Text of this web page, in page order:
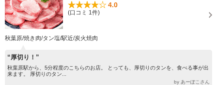
4.0
(口コミ 1件)
秋葉原/焼き肉/タン塩/駅近/炭火焼肉
“厚切り！”
秋葉原駅から、5分程度のこちらのお店。 とっても、厚切りのタンを、食べる事が出
来ます。 厚切りのタン...
by あーぽこさん